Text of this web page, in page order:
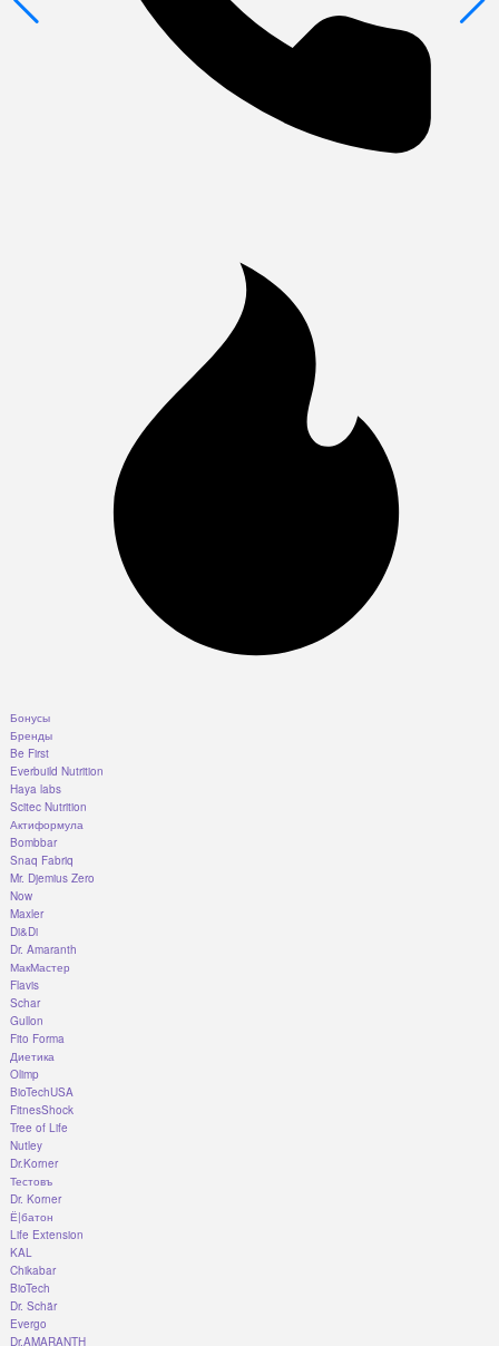
Бонусы
Бренды
Be First
Everbuild Nutrition
Haya labs
Scitec Nutrition
Актиформула
Bombbar
Snaq Fabriq
Mr. Djemius Zero
Now
Maxler
Di&Di
Dr. Amaranth
МакМастер
Flavis
Schar
Gullon
Fito Forma
Диетика
Olimp
BioTechUSA
FitnesShock
Tree of Life
Nutley
Dr.Korner
Тестовъ
Dr. Korner
Ё|батон
Life Extension
KAL
Chikabar
BioTech
Dr. Schär
Evergo
Dr.AMARANTH